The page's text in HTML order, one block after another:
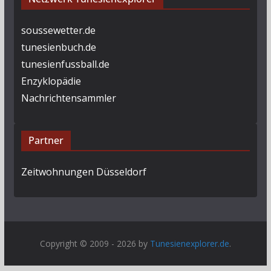
soussewetter.de
tunesienbuch.de
tunesienfussball.de
Enzyklopädie
Nachrichtensammler
Partner
Zeitwohnungen Düsseldorf
Copyright © 2009 - 2026 by Tunesienexplorer.de.